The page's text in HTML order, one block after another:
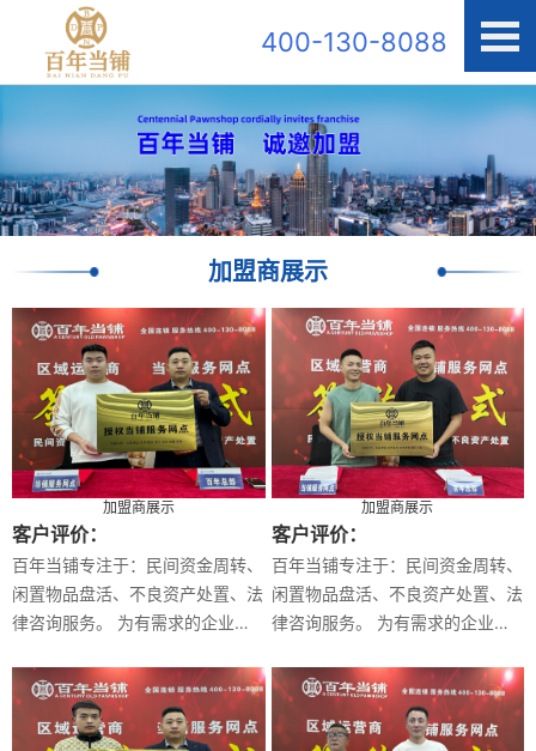
400-130-8088
加盟商展示
加盟商展示
客户评价：
百年当铺专注于：民间资金周转、
闲置物品盘活、不良资产处置、法
律咨询服务。 为有需求的企业及
百年当铺在全国已有
加盟商展示
客户评价：
百年当铺专注于：民间资金周转、
闲置物品盘活、不良资产处置、法
律咨询服务。 为有需求的企业及
百年当铺在全国已有